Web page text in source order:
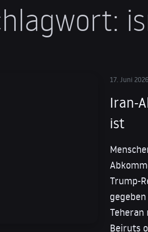
17. Juni 2026
Iran-
ist
Trump-
Beiruts